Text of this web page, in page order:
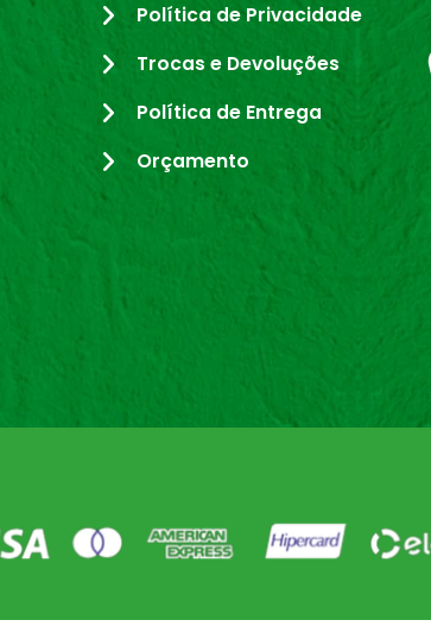
Política de Privacidade
Trocas e Devoluções
Política de Entrega
Orçamento